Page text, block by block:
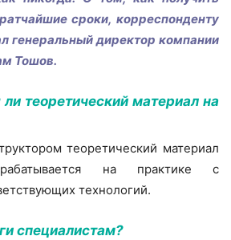
сроки, корреспонденту
генеральный директор компании
Тошов.
теоретический материал на
теоретический материал
на практике с
технологий.
специалистам?